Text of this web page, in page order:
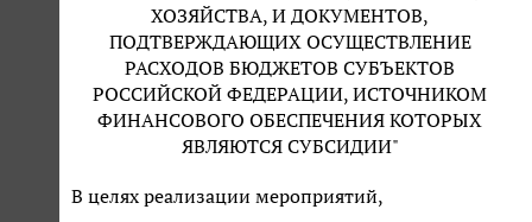
ХОЗЯЙСТВА, И ДОКУМЕНТОВ,
ПОДТВЕРЖДАЮЩИХ ОСУЩЕСТВЛЕНИЕ
РАСХОДОВ БЮДЖЕТОВ СУБЪЕКТОВ
РОССИЙСКОЙ ФЕДЕРАЦИИ, ИСТОЧНИКОМ
ФИНАНСОВОГО ОБЕСПЕЧЕНИЯ КОТОРЫХ
ЯВЛЯЮТСЯ СУБСИДИИ"
В целях реализации мероприятий,